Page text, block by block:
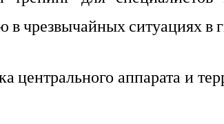
чрезвычайных ситуациях в
центрального аппарата и